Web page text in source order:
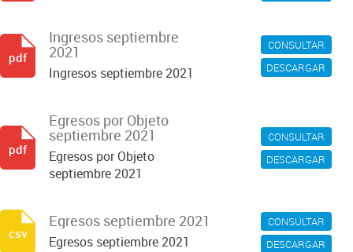
CONSULTAR
DESCARGAR
Ingresos septiembre
2021
Ingresos septiembre 2021
pdf
CONSULTAR
DESCARGAR
Egresos por Objeto
septiembre 2021
Egresos por Objeto
septiembre 2021
pdf
CONSULTAR
DESCARGAR
Egresos septiembre 2021
Egresos septiembre 2021
csv